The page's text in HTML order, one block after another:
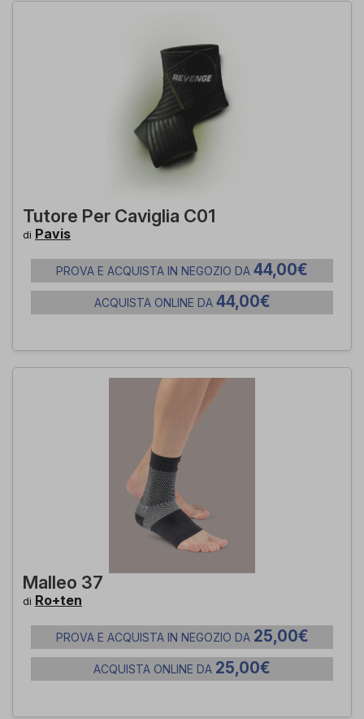
Tutore Per Caviglia C01
di Pavis
PROVA E ACQUISTA IN NEGOZIO DA 44,00€
ACQUISTA ONLINE DA 44,00€
Malleo 37
di Ro+ten
PROVA E ACQUISTA IN NEGOZIO DA 25,00€
ACQUISTA ONLINE DA 25,00€